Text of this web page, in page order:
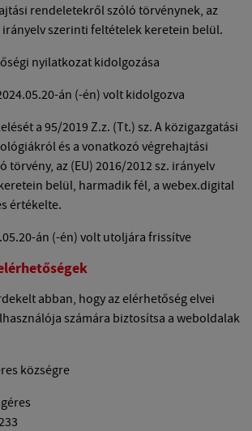
rendeletekről szóló törvénynek, az
irányelv szerinti feltételek keretein belül.
nyilatkozat kidolgozása
án (-én) volt kidolgozva
a 95/2019 Z.z. (Tt.) sz. A közigazgatási
és a vonatkozó végrehajtási
törvény, az (EU) 2016/2012 sz. irányelv
belül, harmadik fél, a webex.digital
értékelte.
án (-én) volt utoljára frissítve
abban, hogy az elérhetőség elvei
számára biztosítsa a weboldalak
községre